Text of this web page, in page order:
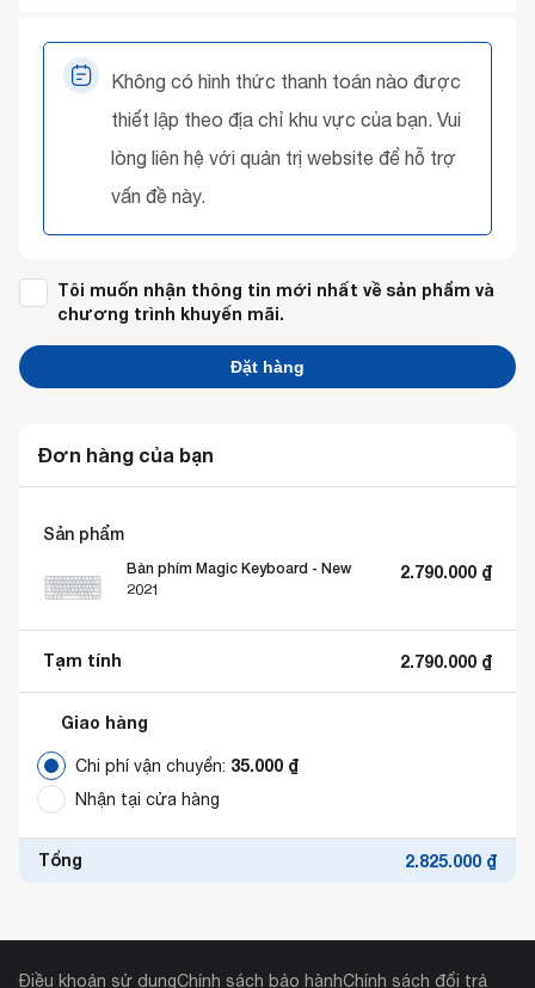
Không có hình thức thanh toán nào được
thiết lập theo địa chỉ khu vực của bạn. Vui
lòng liên hệ với quản trị website để hỗ trợ
vấn đề này.
Tôi muốn nhận thông tin mới nhất về sản phẩm và
chương trình khuyến mãi.
Đặt hàng
Đơn hàng của bạn
Sản phẩm
Bàn phím Magic Keyboard - New
2021
2.790.000 ₫
Tạm tính 2.790.000 ₫
Giao hàng
Chi phí vận chuyển: 35.000 ₫
Nhận tại cửa hàng
Tổng 2.825.000 ₫
Điều khoản sử dụngChính sách bảo hànhChính sách đổi trả